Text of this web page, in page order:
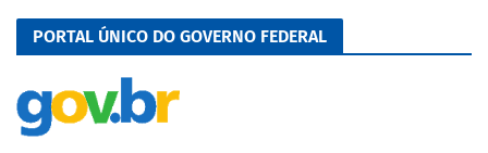
PORTAL ÚNICO DO GOVERNO FEDERAL